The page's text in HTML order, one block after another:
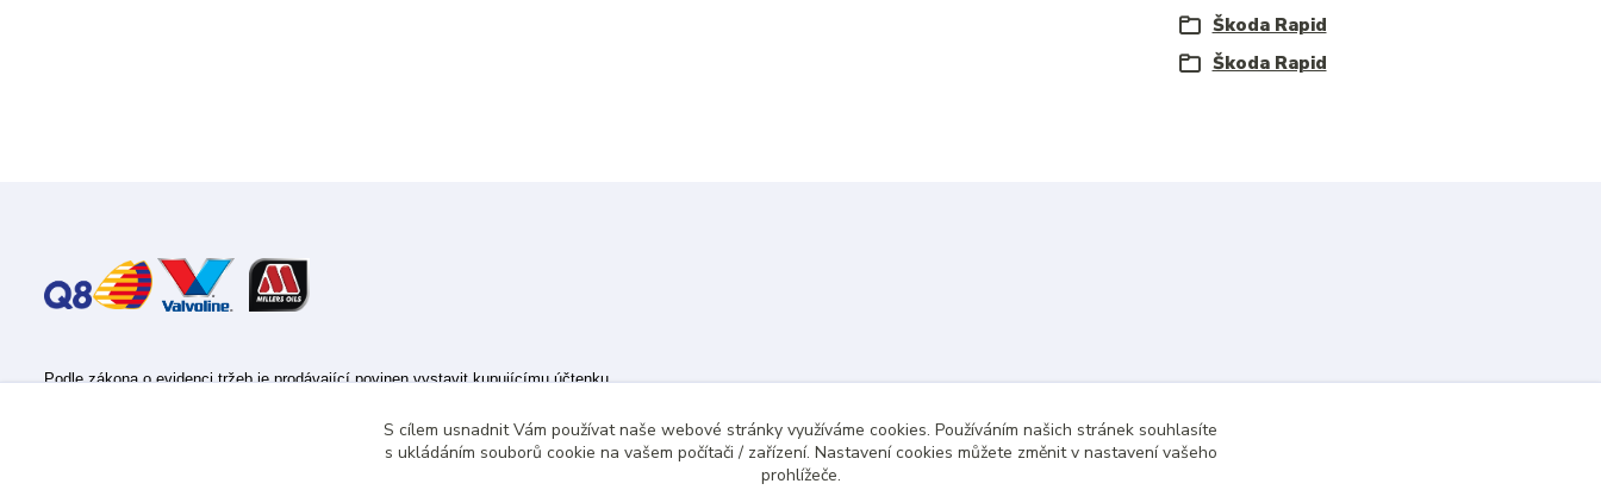
Škoda Rapid
Škoda Rapid
Podle zákona o evidenci tržeb je prodávající povinen vystavit kupujícímu účtenku.
Zároveň je povinen zaevidovat přijatou tržbu u správce daně online; v případě technického výpadku pak nejpozději do 48 hodin.
S cílem usnadnit Vám používat naše webové stránky využíváme cookies. Používáním našich stránek souhlasíte
s ukládáním souborů cookie na vašem počítači / zařízení. Nastavení cookies můžete změnit v nastavení vašeho
prohlížeče.